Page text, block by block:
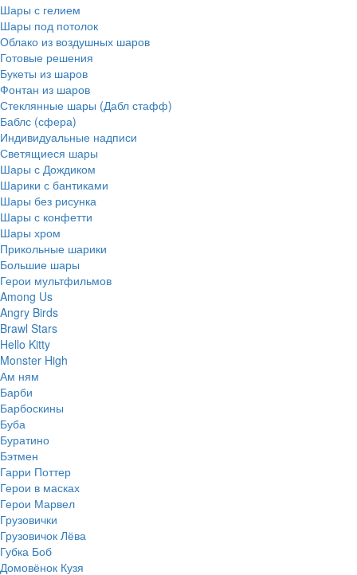
Шары с гелием
Шары под потолок
Облако из воздушных шаров
Готовые решения
Букеты из шаров
Фонтан из шаров
Стеклянные шары (Дабл стафф)
Баблс (сфера)
Индивидуальные надписи
Светящиеся шары
Шары с Дождиком
Шарики с бантиками
Шары без рисунка
Шары с конфетти
Шары хром
Прикольные шарики
Большие шары
Герои мультфильмов
Among Us
Angry Birds
Brawl Stars
Hello Kitty
Monster High
Ам ням
Барби
Барбоскины
Буба
Буратино
Бэтмен
Гарри Поттер
Герои в масках
Герои Марвел
Грузовички
Грузовичок Лёва
Губка Боб
Домовёнок Кузя